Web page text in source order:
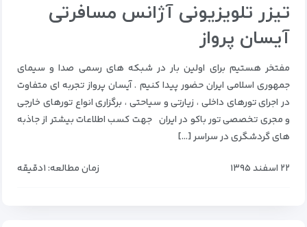
تیزر تلویزیونی آژانس مسافرتی
آیسان پرواز
مفتخر هستیم برای اولین بار در شبکه های رسمی صدا و سیمای
جمهوری اسلامی ایران حضور پیدا کنیم . آیسان پرواز تجربه ای متفاوت
در اجرای تورهای داخلی ، زیارتی و سیاحتی ، برگزاری انواع تورهای خارجی
و مجری تخصصی تور باکو در ایران جهت کسب اطلاعات بیشتر از جاذبه
های گردشگری در سراسر […]
۲۲ اسفند ۱۳۹۵ زمان مطالعه: ۱دقیقه